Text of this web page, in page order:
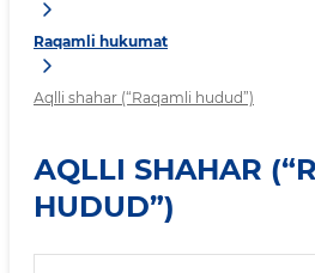
Raqamli hukumat
Аqlli shahar (“Raqamli hudud”)
АQLLI SHAHAR
HUDUD”)